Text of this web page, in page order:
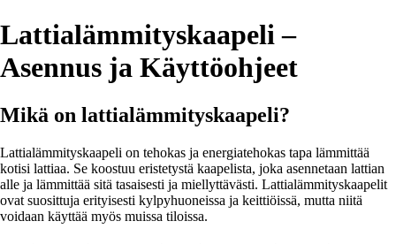
Lattialämmityskaapeli –
Asennus ja Käyttöohjeet
Mikä on lattialämmityskaapeli?
Lattialämmityskaapeli on tehokas ja energiatehokas tapa lämmittää
kotisi lattiaa. Se koostuu eristetystä kaapelista, joka asennetaan lattian
alle ja lämmittää sitä tasaisesti ja miellyttävästi. Lattialämmityskaapelit
ovat suosittuja erityisesti kylpyhuoneissa ja keittiöissä, mutta niitä
voidaan käyttää myös muissa tiloissa.